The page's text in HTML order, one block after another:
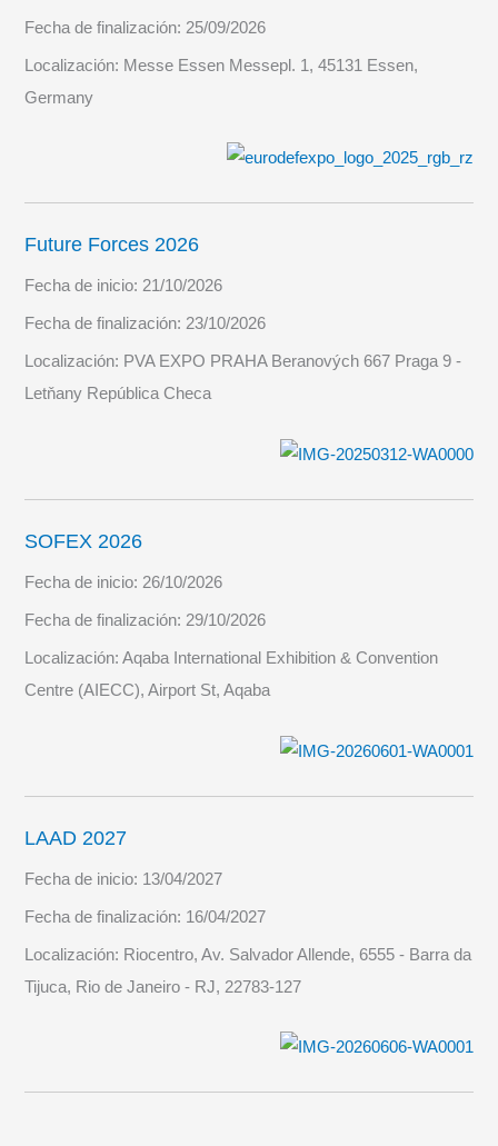
Fecha de finalización: 25/09/2026
Localización: Messe Essen Messepl. 1, 45131 Essen,
Germany
Future Forces 2026
Fecha de inicio:21/10/2026
Fecha de finalización:23/10/2026
Localización: PVA EXPO PRAHA Beranových 667 Praga 9 -
Letňany República Checa
SOFEX 2026
Fecha de inicio: 26/10/2026
Fecha de finalización: 29/10/2026
Localización:Aqaba International Exhibition & Convention
Centre (AIECC), Airport St, Aqaba
LAAD 2027
Fecha de inicio: 13/04/2027
Fecha de finalización: 16/04/2027
Localización: Riocentro, Av. Salvador Allende, 6555 - Barra da
Tijuca, Rio de Janeiro - RJ, 22783-127